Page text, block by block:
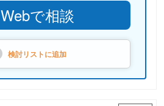
Webで相談
検討リストに追加